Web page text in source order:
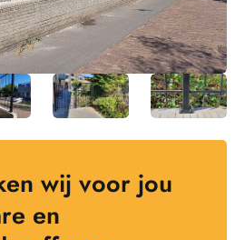
wij voor jou
en